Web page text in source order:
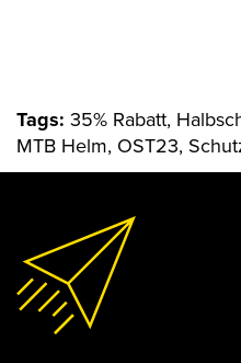
Tags: 35% Rabatt,
MTB Helm, OST23,